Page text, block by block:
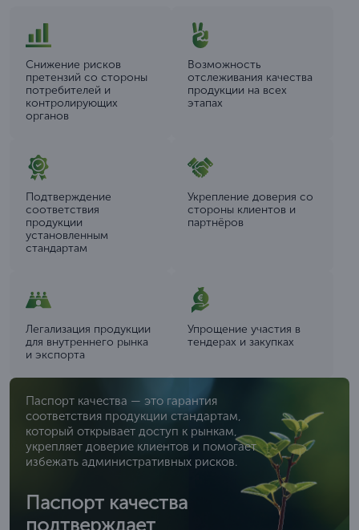
Снижение рисков
претензий со стороны
потребителей и
контролирующих
органов
Возможность
отслеживания качества
продукции на всех
этапах
Подтверждение
соответствия
продукции
установленным
стандартам
Укрепление доверия со
стороны клиентов и
партнёров
Легализация продукции
для внутреннего рынка
и экспорта
Упрощение участия в
тендерах и закупках
Паспорт качества — это гарантия
соответствия продукции стандартам,
который открывает доступ к рынкам,
укрепляет доверие клиентов и помогает
избежать административных рисков.
Паспорт качества
подтверждает